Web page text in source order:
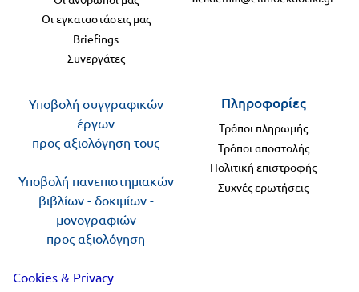
Οι εγκαταστάσεις μας
Briefings
Συνεργάτες
Πληροφορίες
Τρόποι πληρωμής
Τρόποι αποστολής
Πολιτική επιστροφής
Συχνές ερωτήσεις
Υποβολή συγγραφικών
έργων
προς αξιολόγηση τους
Υποβολή πανεπιστημιακών
βιβλίων - δοκιμίων -
μονογραφιών
προς αξιολόγηση
Cookies & Privacy